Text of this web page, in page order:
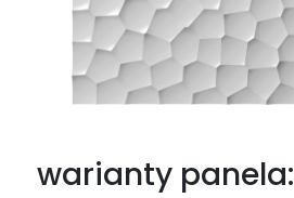
warianty panela: